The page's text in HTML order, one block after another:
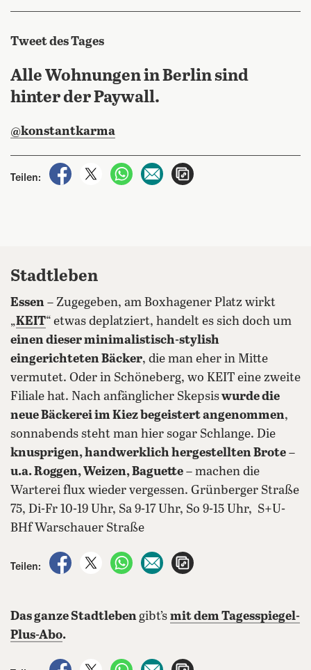
Tweet des Tages
Alle Wohnungen in Berlin sind
hinter der Paywall.
@konstantkarma
Teilen:
auf Facebook teilen
auf X teilenper WhatsApp teilen
per E-Mail teilen
Stadtleben
Essen – Zugegeben, am Boxhagener Platz wirkt
„KEIT“ etwas deplatziert, handelt es sich doch um
einen dieser minimalistisch-stylish
eingerichteten Bäcker, die man eher in Mitte
vermutet. Oder in Schöneberg, wo KEIT eine zweite
Filiale hat. Nach anfänglicher Skepsiswurde die
neue Bäckerei im Kiez begeistert angenommen,
sonnabends steht man hier sogar Schlange. Die
knusprigen, handwerklich hergestellten Brote –
u.a. Roggen, Weizen, Baguette – machen die
Warterei flux wieder vergessen. Grünberger Straße
75, Di-Fr 10-19 Uhr, Sa 9-17 Uhr, So 9-15 Uhr, S+U-
BHf Warschauer Straße
Teilen:
auf Facebook teilen
auf X teilenper WhatsApp teilen
per E-Mail teilen
Das ganze Stadtlebengibt’s mit dem Tagesspiegel-
Plus-Abo.
auf Facebook teilen
auf X teilenper WhatsApp teilen
per E-Mail teilen